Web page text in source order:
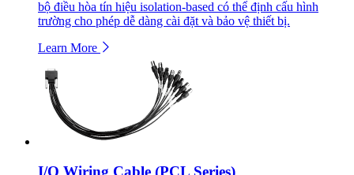
bộ điều hòa tín hiệu isolation-based có thể định cấu hình
trường cho phép dễ dàng cài đặt và bảo vệ thiết bị.
Learn More